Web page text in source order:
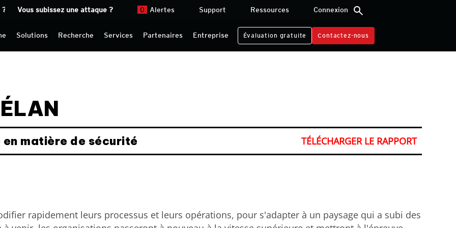
search
Solutions Recherche Services Partenaires Entreprise Évaluation gratuite Contactez-nous
Vous subissez une attaque ? 0 Alertes Support Ressources Connexion
matière de sécurité TÉLÉCHARGER LE RAPPORT
rapidement leurs processus et leurs opérations, pour s'adapter à un paysage qui a subi des